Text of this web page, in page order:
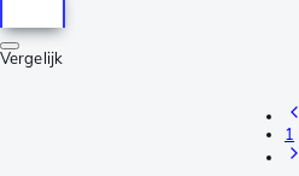
Vergelijk
1